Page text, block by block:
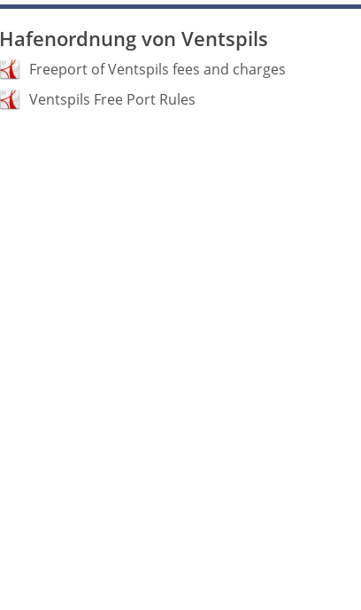
Hafenordnung von Ventspils
Freeport of Ventspils fees and charges
Ventspils Free Port Rules